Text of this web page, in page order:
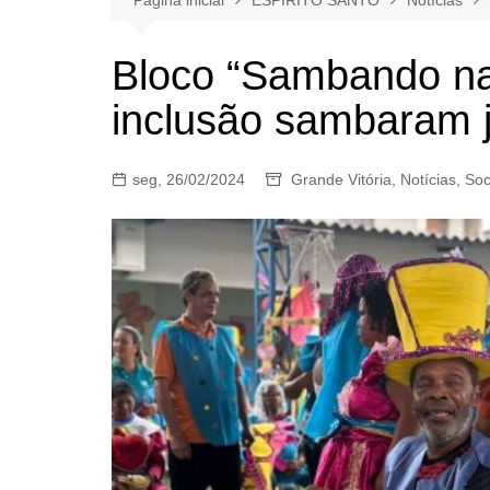
Bloco “Sambando
inclusão sambaram
seg, 26/02/2024 Grande Vitória Notícias